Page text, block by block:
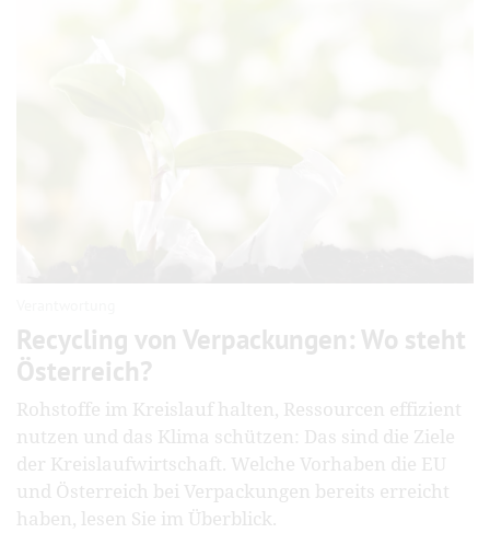
Recycling von Verpackungen: Wo steht
Österreich?
Rohstoffe im Kreislauf halten, Ressourcen effizient
nutzen und das Klima schützen: Das sind die Ziele
der Kreislaufwirtschaft. Welche Vorhaben die EU
und Österreich bei Verpackungen bereits erreicht
haben, lesen Sie im Überblick.